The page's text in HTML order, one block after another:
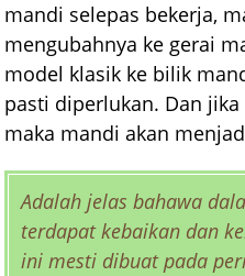
mandi selepas bekerja,
mengubahnya ke gerai
model klasik ke bilik
pasti diperlukan. Dan
maka mandi akan
Adalah jelas bahawa
terdapat kebaikan dan
ini mesti dibuat pada